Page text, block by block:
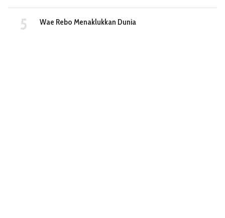
Wae Rebo Menaklukkan Dunia